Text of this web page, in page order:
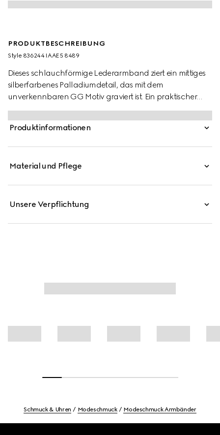
PRODUKTBESCHREIBUNG
Style ‎836244 IAAE5 8489
Dieses schlauchförmige Lederarmband ziert ein mittiges
silberfarbenes Palladiumdetail, das mit dem
unverkennbaren GG Motiv graviert ist. Ein praktischer
Druckknopfverschluss ermöglicht mühelosen Komfort.
Produktinformationen
Material und Pflege
Unsere Verpflichtung
Schmuck & Uhren Modeschmuck Modeschmuck Armbänder